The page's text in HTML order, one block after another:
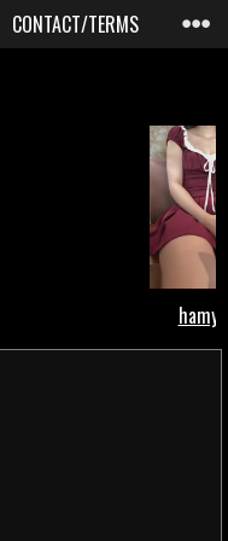
CONTACT/TERMS